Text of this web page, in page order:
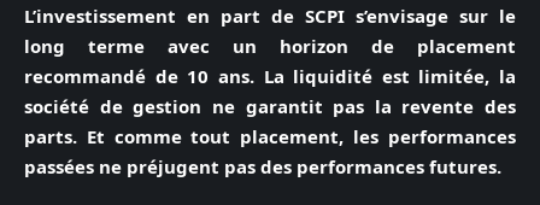
L’investissement en part de SCPI s’envisage sur le
long terme avec un horizon de placement
recommandé de 10 ans. La liquidité est limitée, la
société de gestion ne garantit pas la revente des
parts. Et comme tout placement, les performances
passées ne préjugent pas des performances futures.